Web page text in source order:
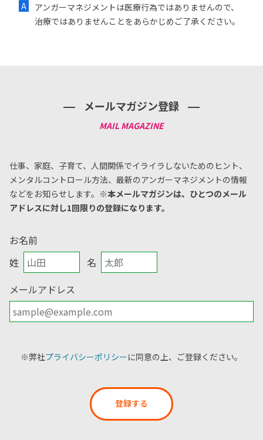
アンガーマネジメントは医療行為ではありませんので、
治療ではありませんことをあらかじめご了承ください。
メールマガジン登録
仕事、家庭、子育て、人間関係でイライラしないためのヒント、
メンタルコントロール方法、 最新のアンガーマネジメントの情報
などをお知らせします。 ※本メールマガジンは、ひとつのメール
アドレスに対し1回限りの登録になります。
お名前
姓
名
メールアドレス
※弊社プライバシーポリシーに同意の上、ご登録ください。
登録する